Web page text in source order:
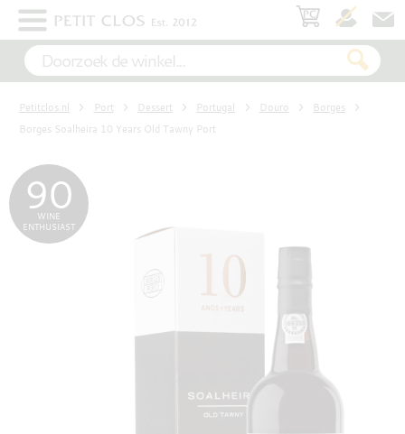
WIT
ROSÉ
ROOD
Petitclos.nl Port Dessert Portugal Douro
Borges
Borges Soalheira 10 Years Old Tawny Port
90
WINE
ENTHUSIAST